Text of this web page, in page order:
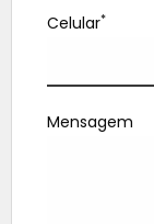
Celular*
Mensagem